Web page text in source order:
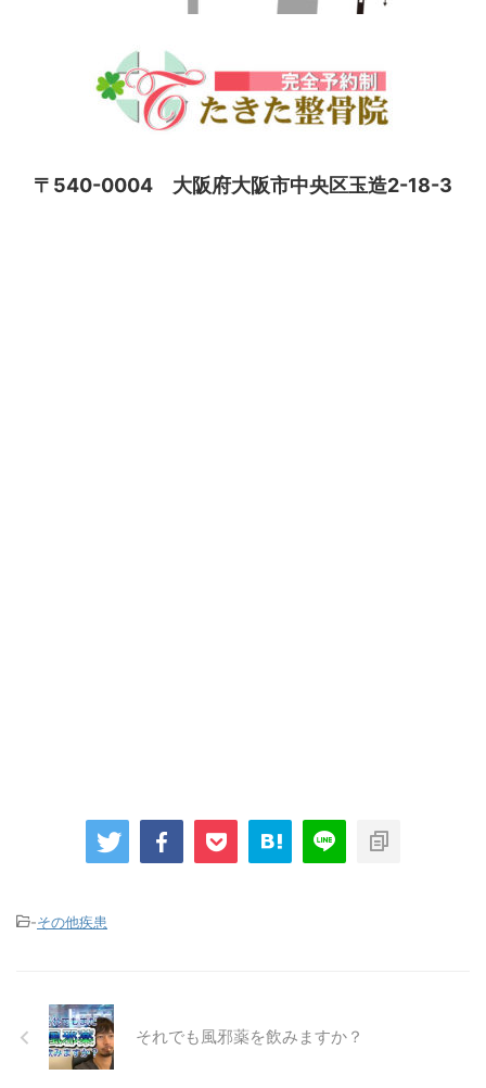
〒540-0004 大阪府大阪市中央区玉造2-18-3
-その他疾患
それでも風邪薬を飲みますか？